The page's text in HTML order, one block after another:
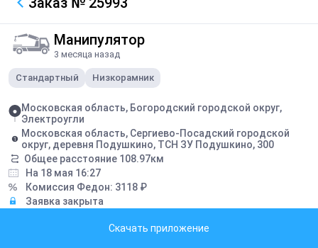
Манипулятор
3 месяца назад
Стандартный Низкорамник
Московская область, Богородский городской округ,
Электроугли
Московская область, Сергиево-Посадский городской
округ, деревня Подушкино, ТСН ЗУ Подушкино, 300
Общее расстояние 108.97км
На 18 мая 16:27
Комиссия Федон: 3118 ₽
Заявка закрыта
Грузоподъемность борта:5 тонн
Скачать приложение